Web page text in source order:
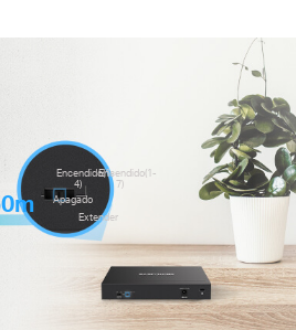
Encendido(1-
4)
Encendido(1-
7)
Apagado
Extender